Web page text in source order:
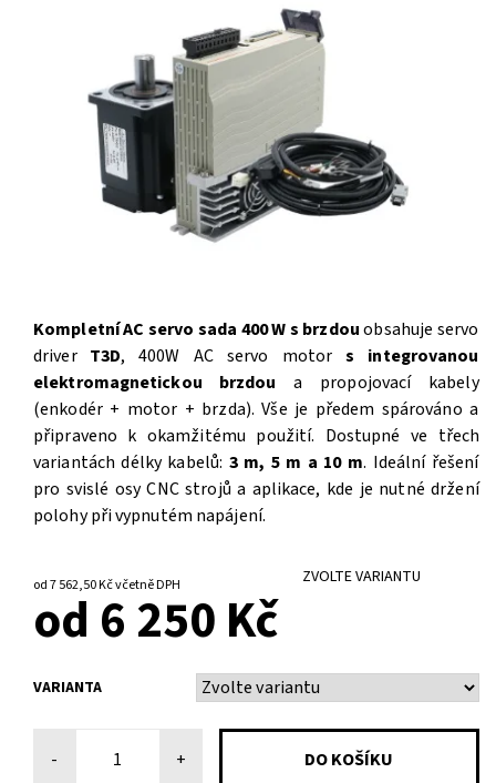
Kompletní AC servo sada 400 W s brzdouobsahuje servo
driver T3D, 400W AC servo motors integrovanou
elektromagnetickou brzdou a propojovací kabely
(enkodér + motor + brzda). Vše je předem spárováno a
připraveno k okamžitému použití. Dostupné ve třech
variantách délky kabelů: 3 m, 5 m a 10 m. Ideální řešení
pro svislé osy CNC strojů a aplikace, kde je nutné držení
polohy při vypnutém napájení.
od 7 562,50 Kčvčetně DPH ZVOLTE VARIANTU
od 6 250 Kč
VARIANTA
- +